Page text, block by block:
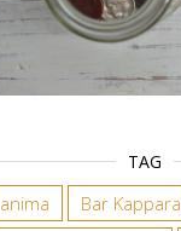
TAG
anima
Bar Kappara